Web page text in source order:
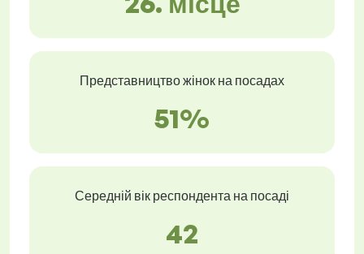
Представництво жінок на посадах
51%
Середній вік респондента на посаді
42